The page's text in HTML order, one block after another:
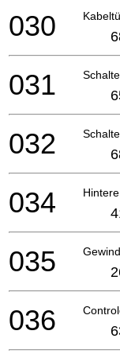
030
031
032
034
035
036